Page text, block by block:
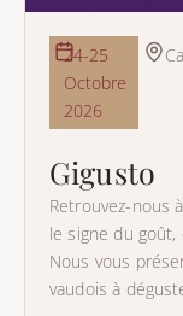
24-25
Octobre
2026
Gigusto
Retrouvez-nous
le signe du
Nous vous
vaudois à